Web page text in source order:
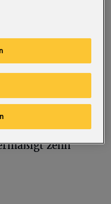
lebendigen
ist jetzt zum
Tournee.
zehn